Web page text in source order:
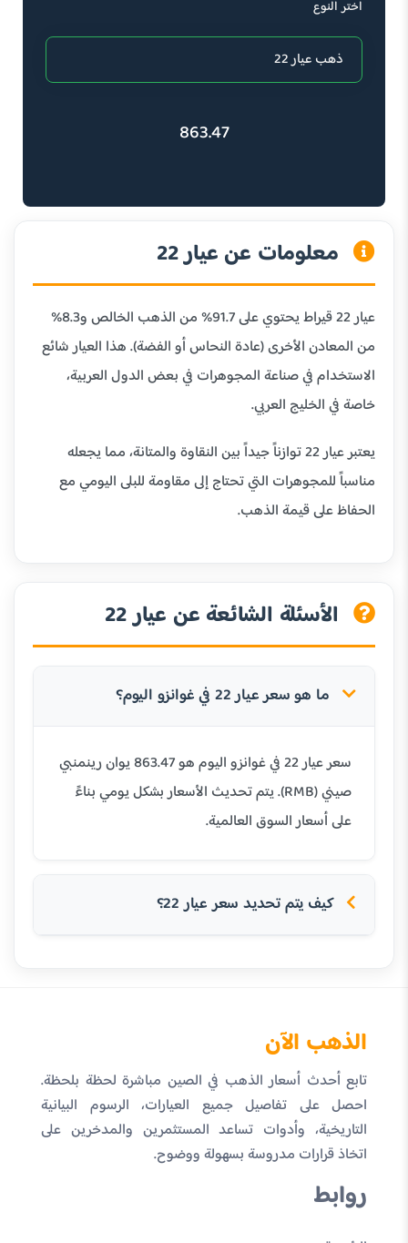
اختر النوع
863.47
معلومات عن عيار 22
عيار 22 قيراط يحتوي على 91.7% من الذهب الخالص و8.3%
من المعادن الأخرى (عادة النحاس أو الفضة). هذا العيار شائع
الاستخدام في صناعة المجوهرات في بعض الدول العربية،
خاصة في الخليج العربي.
يعتبر عيار 22 توازناً جيداً بين النقاوة والمتانة، مما يجعله
مناسباً للمجوهرات التي تحتاج إلى مقاومة للبلى اليومي مع
الحفاظ على قيمة الذهب.
الأسئلة الشائعة عن عيار 22
ما هو سعر عيار 22 في غوانزو اليوم؟
سعر عيار 22 في غوانزو اليوم هو 863.47 يوان رينمنبي
صيني (RMB). يتم تحديث الأسعار بشكل يومي بناءً
على أسعار السوق العالمية.
كيف يتم تحديد سعر عيار 22؟
الذهب الآن
تابع أحدث أسعار الذهب في الصين مباشرة لحظة بلحظة.
احصل على تفاصيل جميع العيارات، الرسوم البيانية
التاريخية، وأدوات تساعد المستثمرين والمدخرين على
اتخاذ قرارات مدروسة بسهولة ووضوح.
روابط